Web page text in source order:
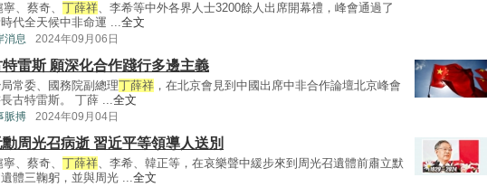
、蔡奇、 丁薛祥、李希等中外各界人士3200餘人出席開幕禮，峰會通過了
時代全天候中非命運 ...全文
消息 2024年09月06日
雷斯 願深化合作踐行多邊主義
常委、國務院副總理丁薛祥 ，在北京會見到中國出席中非合作論壇北京峰會
古特雷斯。 丁薛 ...全文
脈搏 2024年09月04日
周光召病逝 習近平等領導人送別
、蔡奇、 丁薛祥、李希、韓正等，在哀樂聲中緩步來到周光召遺體前肅立默
體三鞠躬，並與周光 ...全文